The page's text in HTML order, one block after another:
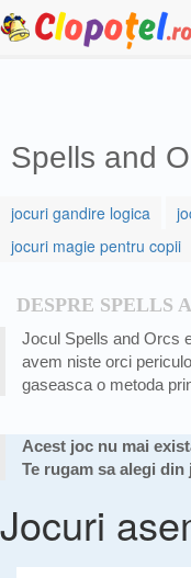
Spells and
jocuri gandire logica
jocuri magie pentru copii
DESPRE SPELLS
Jocul Spells and Orcs
avem niste orci
gaseasca o metoda
Acest joc nu mai
Te rugam sa alegi
Jocuri